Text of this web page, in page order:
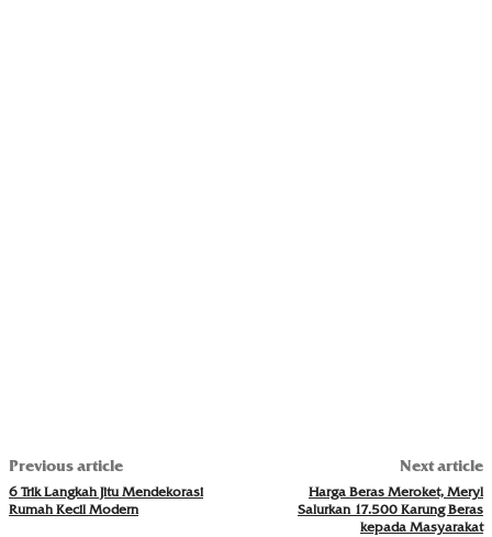
Previous article
6 Trik Langkah Jitu Mendekorasi
Rumah Kecil Modern
Next article
Harga Beras Meroket, Meryl
Salurkan 17.500 Karung Beras
kepada Masyarakat